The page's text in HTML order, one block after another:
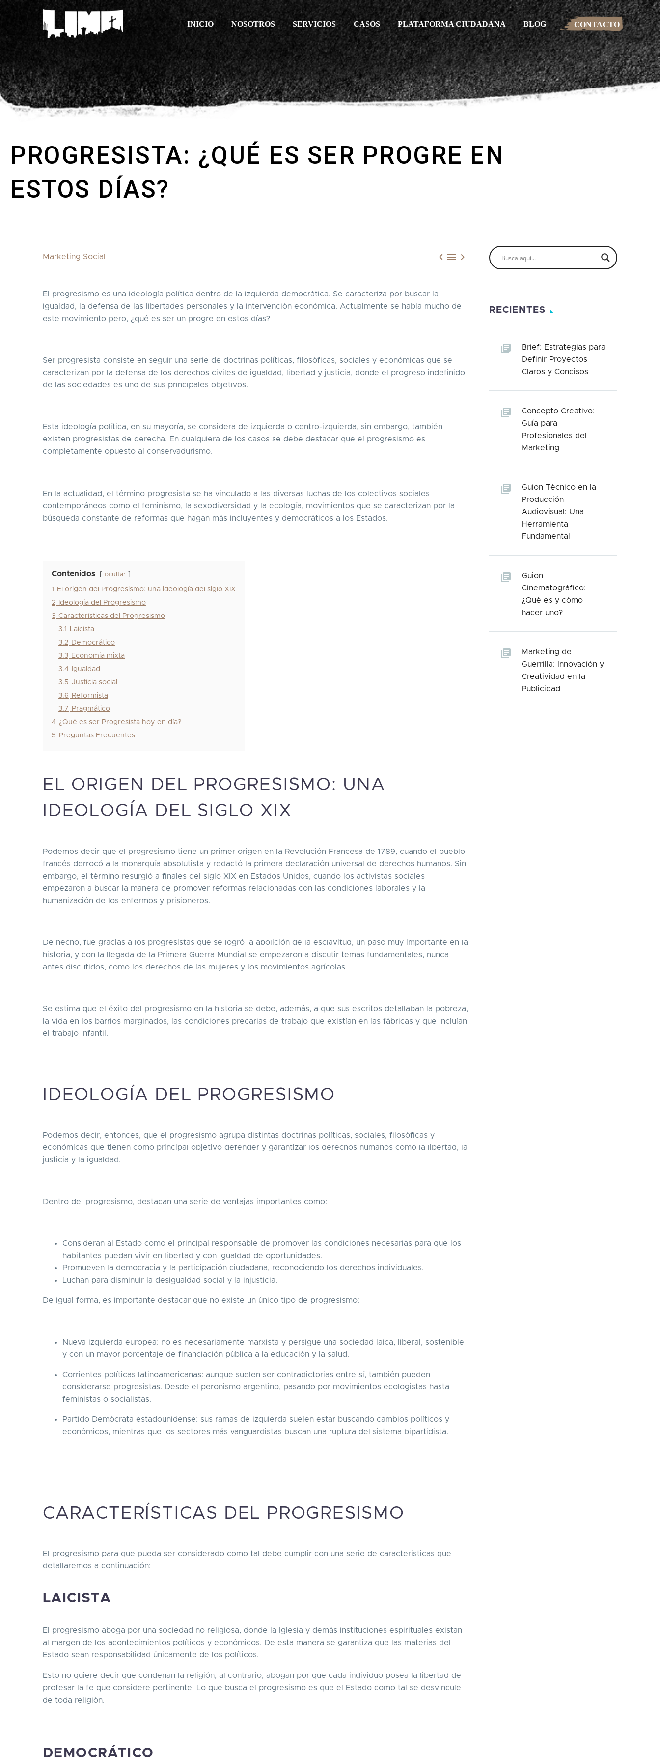
INICIO NOSOTROS SERVICIOS CASOS PLATAFORMA CIUDADANA BLOG CONTACTO
PROGRESISTA: ¿QUÉ ES SER PROGRE EN
ESTOS DÍAS?
  
Marketing Social
El progresismo es una ideología política dentro de la izquierda democrática. Se caracteriza por buscar la
igualdad, la defensa de las libertades personales y la intervención económica. Actualmente se habla mucho de
este movimiento pero, ¿qué es ser un progre en estos días?
Ser progresista consiste en seguir una serie de doctrinas políticas, filosóficas, sociales y económicas que se
caracterizan por la defensa de los derechos civiles de igualdad, libertad y justicia, donde el progreso indefinido
de las sociedades es uno de sus principales objetivos.
Esta ideología política, en su mayoría, se considera de izquierda o centro-izquierda, sin embargo, también
existen progresistas de derecha. En cualquiera de los casos se debe destacar que el progresismo es
completamente opuesto al conservadurismo.
En la actualidad, el término progresista se ha vinculado a las diversas luchas de los colectivos sociales
contemporáneos como el feminismo, la sexodiversidad y la ecología, movimientos que se caracterizan por la
búsqueda constante de reformas que hagan más incluyentes y democráticos a los Estados.
Contenidos ocultar
1
El origen del Progresismo: una ideología del siglo XIX
2
Ideología del Progresismo
3 Características del Progresismo
3.1
Laicista
3.2 Democrático
3.3 Economía mixta
3.4
Igualdad
3.5 Justicia social
3.6
Reformista
3.7
Pragmático
4 ¿Qué es ser Progresista hoy en día?
5
Preguntas Frecuentes
EL ORIGEN DEL PROGRESISMO: UNA
IDEOLOGÍA DEL SIGLO XIX
Podemos decir que el progresismo tiene un primer origen en la Revolución Francesa de 1789, cuando el pueblo
francés derrocó a la monarquía absolutista y redactó la primera declaración universal de derechos humanos. Sin
embargo, el término resurgió a finales del siglo XIX en Estados Unidos, cuando los activistas sociales
empezaron a buscar la manera de promover reformas relacionadas con las condiciones laborales y la
humanización de los enfermos y prisioneros.
De hecho, fue gracias a los progresistas que se logró la abolición de la esclavitud, un paso muy importante en la
historia, y con la llegada de la Primera Guerra Mundial se empezaron a discutir temas fundamentales, nunca
antes discutidos, como los derechos de las mujeres y los movimientos agrícolas.
Se estima que el éxito del progresismo en la historia se debe, además, a que sus escritos detallaban la pobreza,
la vida en los barrios marginados, las condiciones precarias de trabajo que existían en las fábricas y que incluían
el trabajo infantil.
IDEOLOGÍA DEL PROGRESISMO
Podemos decir, entonces, que el progresismo agrupa distintas doctrinas políticas, sociales, filosóficas y
económicas que tienen como principal objetivo defender y garantizar los derechos humanos como la libertad, la
justicia y la igualdad.
Dentro del progresismo, destacan una serie de ventajas importantes como:
Consideran al Estado como el principal responsable de promover las condiciones necesarias para que los
habitantes puedan vivir en libertad y con igualdad de oportunidades.
Promueven la democracia y la participación ciudadana, reconociendo los derechos individuales.
Luchan para disminuir la desigualdad social y la injusticia.
De igual forma, es importante destacar que no existe un único tipo de progresismo:
Nueva izquierda europea: no es necesariamente marxista y persigue una sociedad laica, liberal, sostenible
y con un mayor porcentaje de financiación pública a la educación y la salud.
Corrientes políticas latinoamericanas: aunque suelen ser contradictorias entre sí, también pueden
considerarse progresistas. Desde el peronismo argentino, pasando por movimientos ecologistas hasta
feministas o socialistas.
Partido Demócrata estadounidense: sus ramas de izquierda suelen estar buscando cambios políticos y
económicos, mientras que los sectores más vanguardistas buscan una ruptura del sistema bipartidista.
CARACTERÍSTICAS DEL PROGRESISMO
El progresismo para que pueda ser considerado como tal debe cumplir con una serie de características que
detallaremos a continuación:
LAICISTA
El progresismo aboga por una sociedad no religiosa, donde la Iglesia y demás instituciones espirituales existan
al margen de los acontecimientos políticos y económicos. De esta manera se garantiza que las materias del
Estado sean responsabilidad únicamente de los políticos.
Esto no quiere decir que condenan la religión, al contrario, abogan por que cada individuo posea la libertad de
profesar la fe que considere pertinente. Lo que busca el progresismo es que el Estado como tal se desvincule
de toda religión.
DEMOCRÁTICO
RECIENTES
Brief: Estrategias para
Definir Proyectos
Claros y Concisos
Concepto Creativo:
Guía para
Profesionales del
Marketing
Guion Técnico en la
Producción
Audiovisual: Una
Herramienta
Fundamental
Guion
Cinematográfico:
¿Qué es y cómo
hacer uno?
Marketing de
Guerrilla: Innovación y
Creatividad en la
Publicidad